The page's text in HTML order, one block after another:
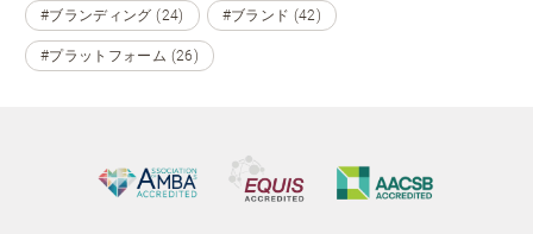
#ブランディング (24) #ブランド (42)
#プラットフォーム (26)